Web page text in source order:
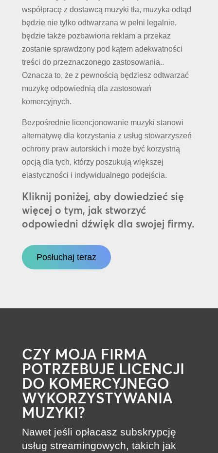
współpracę z dostawcą muzyki tła, muzyka odtąd
będzie nie tylko odtwarzana w pełni legalnie,
będzie także pozbawiona reklam a przekaz
zostanie sprawdzony pod kątem adekwatności
treści do przeznaczonego zastosowania..
Oznacza to, że z pewnością będziesz odtwarzać
muzykę odpowiednią dla zastosowań
komercyjnych.
Bezpośrednie licencjonowanie muzyki stanowi
alternatywę dla korzystania z usług stowarzyszeń
ochrony praw autorskich i może być korzystną
opcją dla tych, którzy poszukują większej
elastyczności i indywidualnego podejścia.
Kliknij poniżej, aby dowiedzieć się
więcej o tym, jak stworzyć
odpowiedni dźwięk dla swojej firmy.
Posłuchaj teraz
CZY MOJA FIRMA
POTRZEBUJE LICENCJI
DO KOMERCYJNEGO
WYKORZYSTYWANIA
MUZYKI?
Nawet jeśli opłacasz subskrypcję
usług streamingowych, takich jak